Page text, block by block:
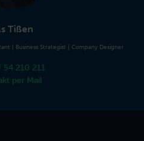
Tißen
| Business Strategist | Company Designer
54 210 211
per Mail